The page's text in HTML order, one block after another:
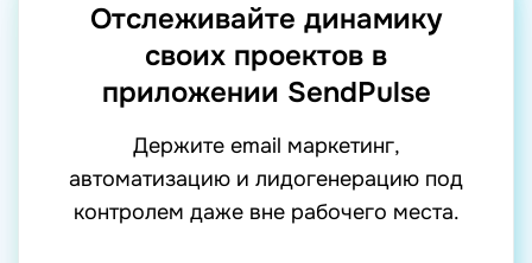
Отслеживайте динамику
своих проектов в
приложении SendPulse
Держите email маркетинг,
автоматизацию и лидогенерацию под
контролем даже вне рабочего места.